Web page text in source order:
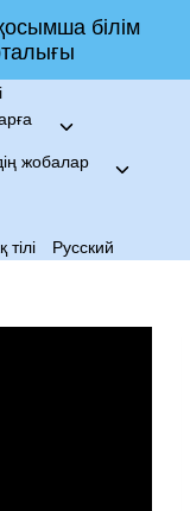
білім
Toggle
menu
жобалар
Toggle
тілі Русский